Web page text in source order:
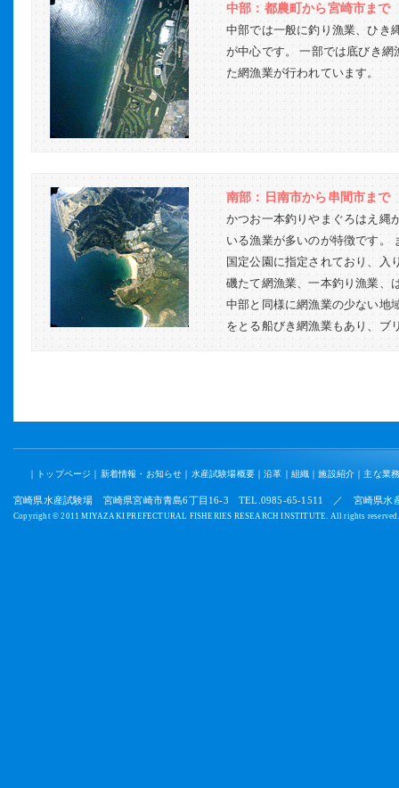
中部：都農町から宮崎市まで
中部では一般に釣り漁業、ひき
が中心です。 一部では底びき
た網漁業が行われています。
南部：日南市から串間市まで
かつお一本釣りやまぐろはえ縄
いる漁業が多いのが特徴です。
国定公園に指定されており、入
磯たて網漁業、一本釣り漁業、
中部と同様に網漁業の少ない地
をとる船びき網漁業もあり、ブ
｜ トップページ ｜ 新着情報・お知らせ ｜ 水産試験場概要｜沿革 ｜ 組織 ｜施設紹介 ｜主な業
宮崎県水産試験場 宮崎県宮崎市青島6丁目16-3 TEL.0985-65-1511 ／ 宮崎県水
Copyright © 2011 MIYAZAKI PREFECTURAL FISHERIES RESEARCH INSTITUTE. All rights reserved.